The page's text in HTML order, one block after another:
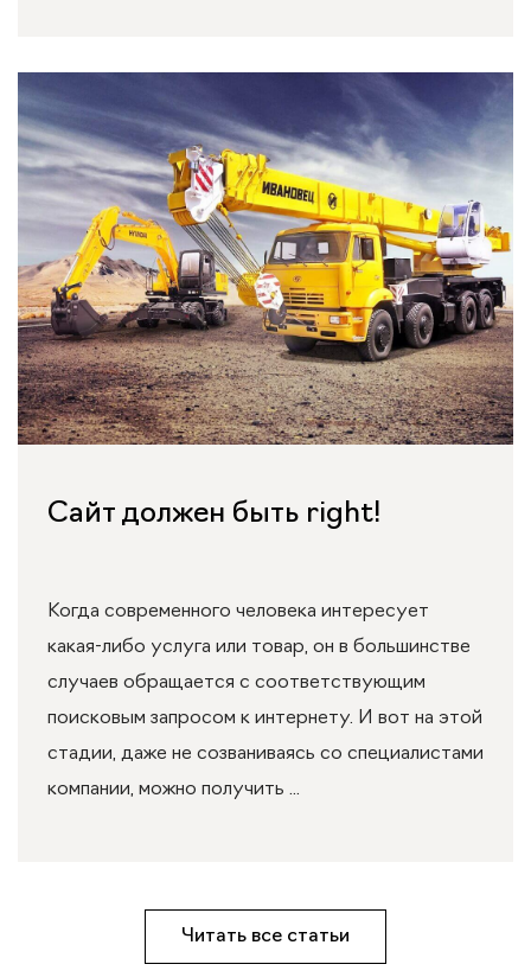
Сайт должен быть right!
Когда современного человека интересует
какая-либо услуга или товар, он в большинстве
случаев обращается с соответствующим
поисковым запросом к интернету. И вот на этой
стадии, даже не созваниваясь со специалистами
компании, можно получить ...
Читать все статьи